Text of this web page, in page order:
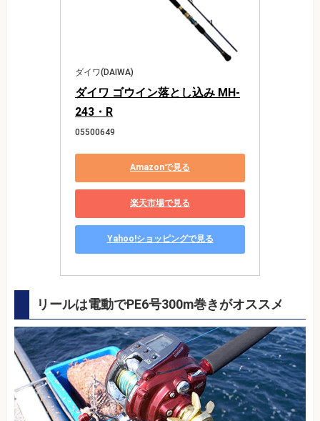
ダイワ(DAIWA)
ダイワ ゴウイン落とし込み MH-
243・R
05500649
Amazonで見る
楽天市場で見る
Yahoo!ショッピングで見る
リールは電動でPE6号300m巻きがオススメ